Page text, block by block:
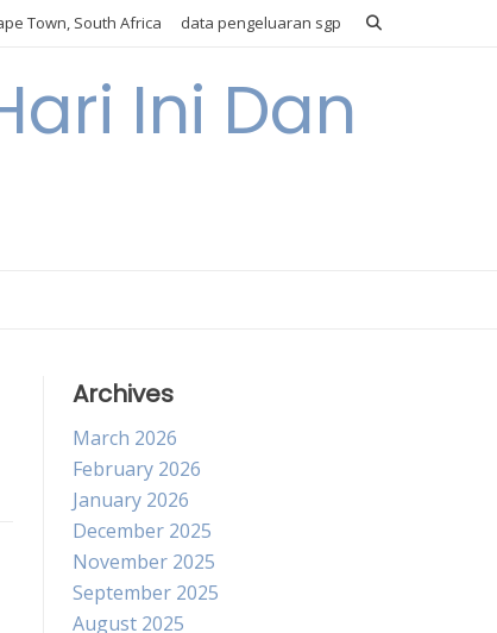
Town, South Africa data pengeluaran sgp
Ini Dan
Archives
March 2026
February 2026
January 2026
December 2025
November 2025
September 2025
August 2025